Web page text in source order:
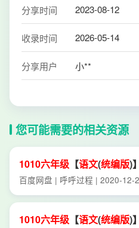
分享时间 2023-08-12
收录时间 2026-05-14
分享用户 小**
您可能需要的相关资源
1010六年级 【语文(统编版)】
2课件【公众号dc008免费分
百度网盘 | 呼呼过程 | 2020-12-
1010六年级 【语文(统编版)】